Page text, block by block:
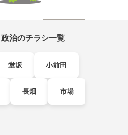
治のチラシ一覧
堂坂 小前田
長畑 市場